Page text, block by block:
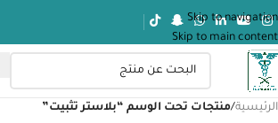
Skip to navigation
Skip to main content
الرئيسية/منتجات تحت الوسم “بلاستر تثبيت”